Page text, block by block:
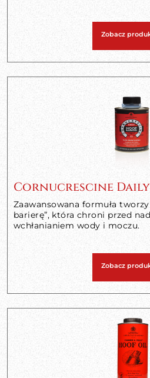
Zobacz
Cornucrescine
Zaawansowana formuła
barierę”, która chroni przed
wchłanianiem wody i moczu.
Zobacz